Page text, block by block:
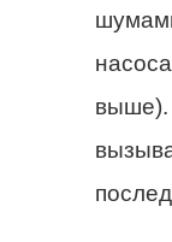
выше).